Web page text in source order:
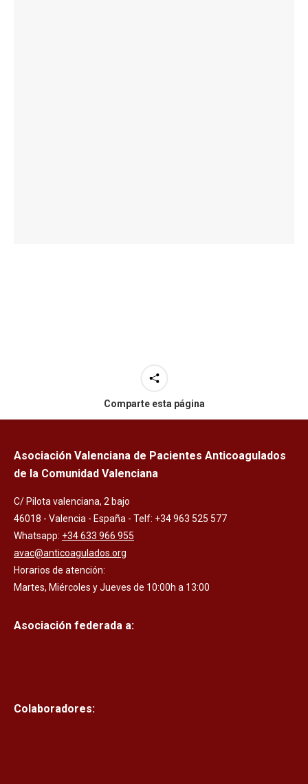
Comparte esta página
Asociación Valenciana de Pacientes Anticoagulados
de la Comunidad Valenciana
C/ Pilota valenciana, 2 bajo
46018 - Valencia - España - Telf: +34 963 525 577
Whatsapp: +34 633 966 955
avac@anticoagulados.org
Horarios de atención:
Martes, Miércoles y Jueves de 10:00h a 13:00
Asociación federada a:
Colaboradores: